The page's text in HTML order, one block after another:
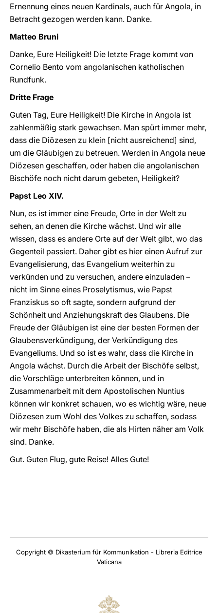
Ernennung eines neuen Kardinals, auch für Angola, in
Betracht gezogen werden kann. Danke.
Matteo Bruni
Danke, Eure Heiligkeit! Die letzte Frage kommt von
Cornelio Bento vom angolanischen katholischen
Rundfunk.
Dritte Frage
Guten Tag, Eure Heiligkeit! Die Kirche in Angola ist
zahlenmäßig stark gewachsen. Man spürt immer mehr,
dass die Diözesen zu klein [nicht ausreichend] sind,
um die Gläubigen zu betreuen. Werden in Angola neue
Diözesen geschaffen, oder haben die angolanischen
Bischöfe noch nicht darum gebeten, Heiligkeit?
Papst Leo XIV.
Nun, es ist immer eine Freude, Orte in der Welt zu
sehen, an denen die Kirche wächst. Und wir alle
wissen, dass es andere Orte auf der Welt gibt, wo das
Gegenteil passiert. Daher gibt es hier einen Aufruf zur
Evangelisierung, das Evangelium weiterhin zu
verkünden und zu versuchen, andere einzuladen –
nicht im Sinne eines Proselytismus, wie Papst
Franziskus so oft sagte, sondern aufgrund der
Schönheit und Anziehungskraft des Glaubens. Die
Freude der Gläubigen ist eine der besten Formen der
Glaubensverkündigung, der Verkündigung des
Evangeliums. Und so ist es wahr, dass die Kirche in
Angola wächst. Durch die Arbeit der Bischöfe selbst,
die Vorschläge unterbreiten können, und in
Zusammenarbeit mit dem Apostolischen Nuntius
können wir konkret schauen, wo es wichtig wäre, neue
Diözesen zum Wohl des Volkes zu schaffen, sodass
wir mehr Bischöfe haben, die als Hirten näher am Volk
sind. Danke.
Gut. Guten Flug, gute Reise! Alles Gute!
Copyright © Dikasterium für Kommunikation - Libreria Editrice
Vaticana